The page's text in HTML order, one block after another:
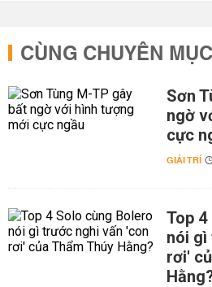
CÙNG CHUYÊN MỤC
Sơn
ngờ
cực
GIẢI TRÍ
Top
nói gì
rơi'